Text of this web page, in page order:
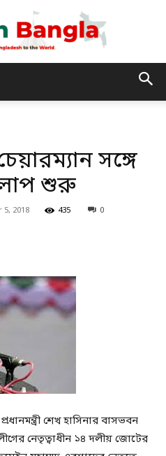
Bangla
সঙ্গে
শুরু
5, 2018 435 0
শেখ হাসিনার বাসভবন
নেতৃত্বাধীন ১৪ দলীয় জোটের